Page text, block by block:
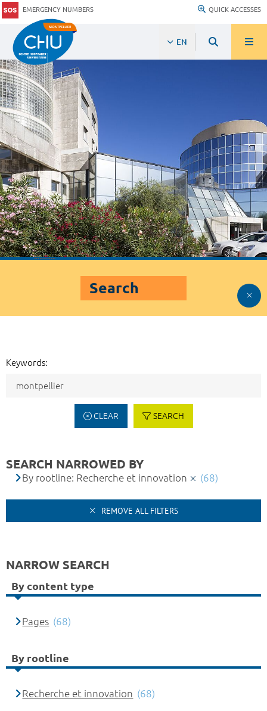
EMERGENCY NUMBERS QUICK ACCESSES
EN
Search
Keywords:
CLEAR SEARCH
SEARCH NARROWED BY
By rootline: Recherche et innovation (68)
REMOVE ALL FILTERS
NARROW SEARCH
By content type
Pages (68)
By rootline
Recherche et innovation (68)